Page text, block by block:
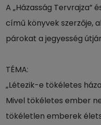
A „Házasság Tervrajza”
című könyvek szerzője,
párokat a jegyesség
TÉMA:
„Létezik-e tökéletes
Mivel tökéletes ember
tökéletlen emberek